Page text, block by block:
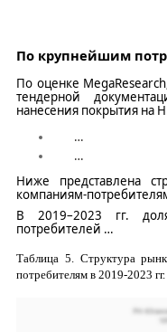
По крупнейшим
По оценке MegaResearch
тендерной
нанесения покрытия на
…
…
Ниже представлена
компаниям-
В 2019–2023 гг.
потребителей …
Таблица 5. Структура
потребителям в 2019-2023